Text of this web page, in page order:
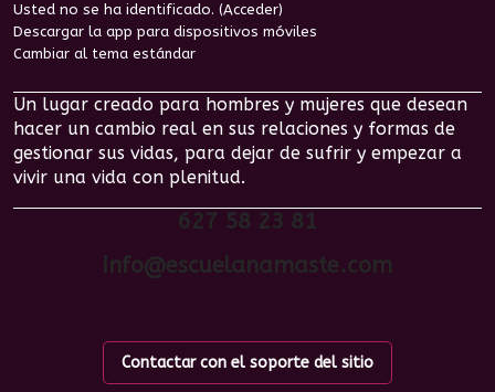
Usted no se ha identificado. (Acceder)
Descargar la app para dispositivos móviles
Cambiar al tema estándar
Un lugar creado para hombres y mujeres que desean
hacer un cambio real en sus relaciones y formas de
gestionar sus vidas, para dejar de sufrir y empezar a
vivir una vida con plenitud.
627 58 23 81
info@escuelanamaste.com
Contactar con el soporte del sitio